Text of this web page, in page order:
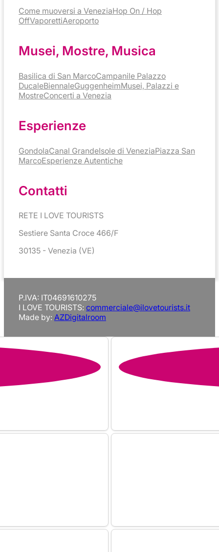
Come muoversi a VeneziaHop On / Hop
OffVaporettiAeroporto
Musei, Mostre, Musica
Basilica di San MarcoCampanile Palazzo
DucaleBiennaleGuggenheimMusei, Palazzi e
MostreConcerti a Venezia
Esperienze
GondolaCanal GrandeIsole di VeneziaPiazza San
MarcoEsperienze Autentiche
Contatti
RETE I LOVE TOURISTS
Sestiere Santa Croce 466/F
30135 - Venezia (VE)
P.IVA: IT04691610275
I LOVE TOURISTS: commerciale@ilovetourists.it
Made by: AZDigitalroom